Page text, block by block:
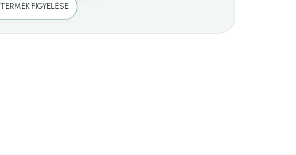
TERMÉK FIGYELÉSE